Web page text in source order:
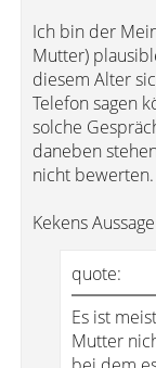
Ich bin der
Mutter)
diesem Alter
Telefon sagen
solche
daneben
nicht bewerten.
Kekens Aussage
quote:
Es ist
Mutter